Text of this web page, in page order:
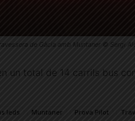
de Gàcia amb Muntaner © Sergi
un total de 14 carrils bus
leds Muntaner Prova Pilot